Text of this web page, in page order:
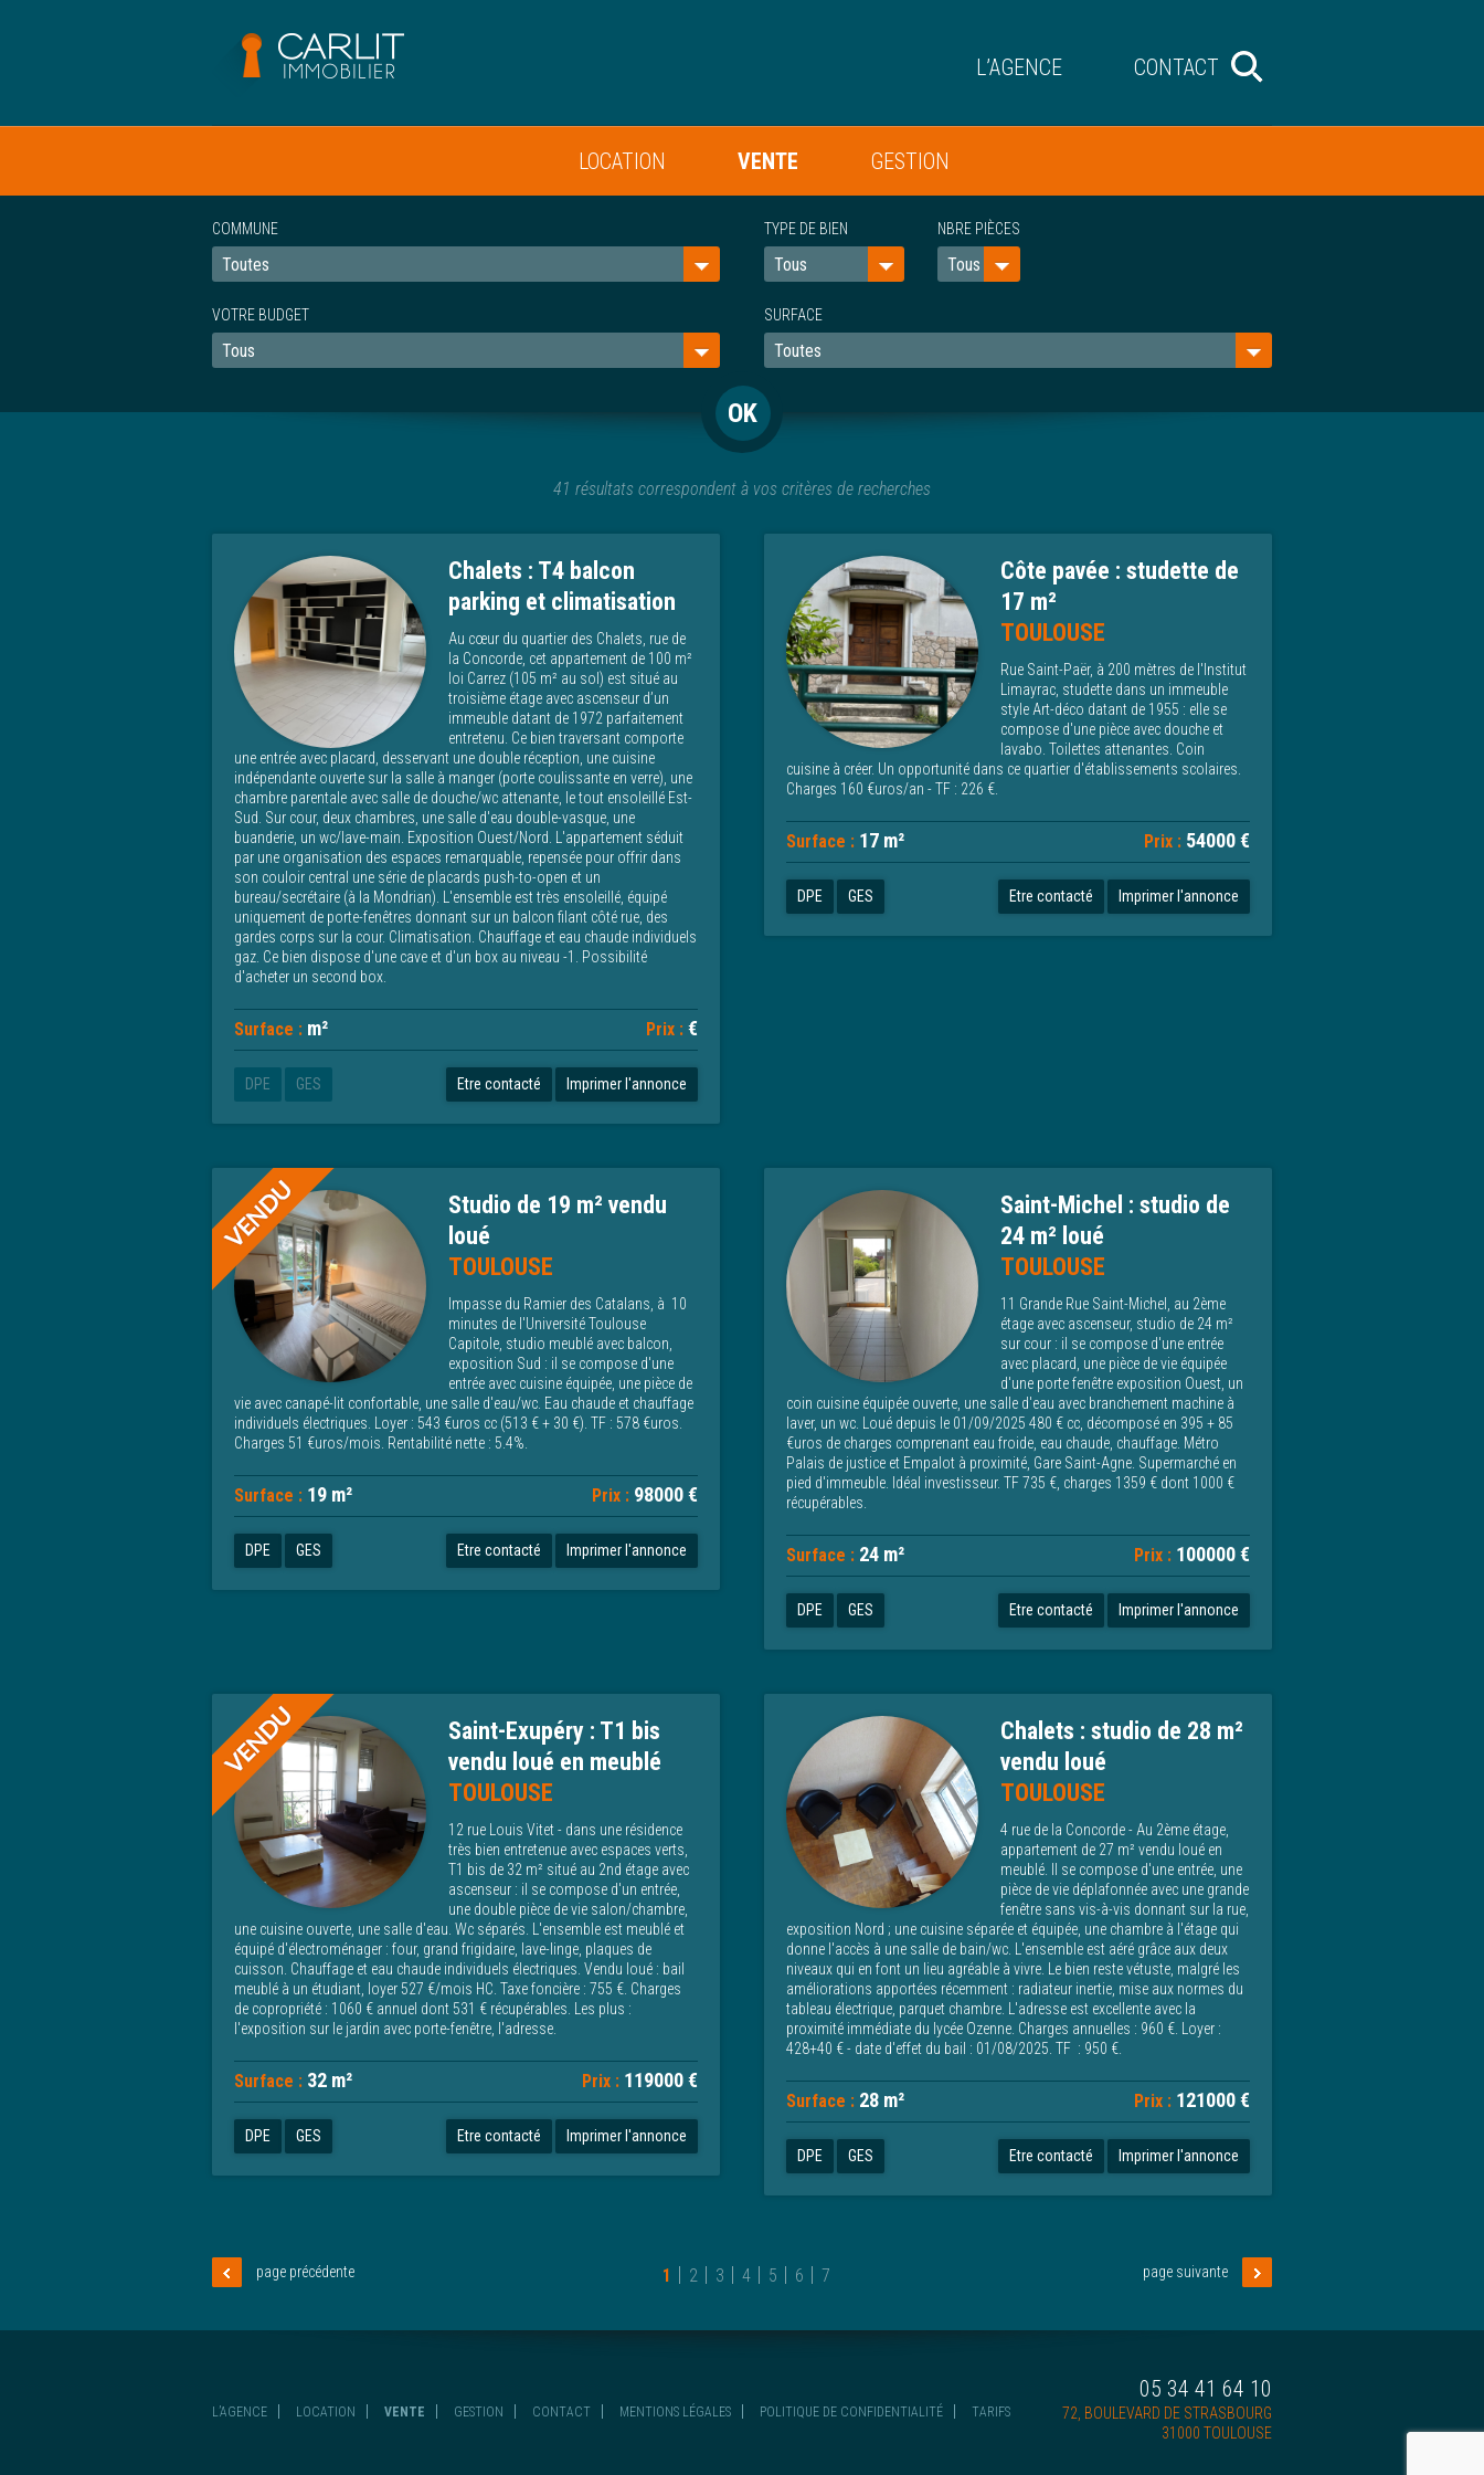
L’AGENCE CONTACT
LOCATION VENTE GESTION
COMMUNE
VOTRE BUDGET
TYPE DE BIEN NBRE PIÈCES
SURFACE
41 résultats correspondent à vos critères de recherches
Chalets : T4 balcon
parking et climatisation
Au cœur du quartier des Chalets, rue de
la Concorde, cet appartement de 100 m²
loi Carrez (105 m² au sol) est situé au
troisième étage avec ascenseur d’un
immeuble datant de 1972 parfaitement
entretenu. Ce bien traversant comporte
une entrée avec placard, desservant une double réception, une cuisine
indépendante ouverte sur la salle à manger (porte coulissante en verre), une
chambre parentale avec salle de douche/wc attenante, le tout ensoleillé Est-
Sud. Sur cour, deux chambres, une salle d'eau double-vasque, une
buanderie, un wc/lave-main. Exposition Ouest/Nord. L'appartement séduit
par une organisation des espaces remarquable, repensée pour offrir dans
son couloir central une série de placards push-to-open et un
bureau/secrétaire (à la Mondrian). L'ensemble est très ensoleillé, équipé
uniquement de porte-fenêtres donnant sur un balcon filant côté rue, des
gardes corps sur la cour. Climatisation. Chauffage et eau chaude individuels
gaz. Ce bien dispose d'une cave et d'un box au niveau -1. Possibilité
d'acheter un second box.
Surface : m² Prix : €
DPE GES Imprimer l'annonce
Etre contacté
Côte pavée : studette de
17 m²
TOULOUSE
Rue Saint-Paër, à 200 mètres de l'Institut
Limayrac, studette dans un immeuble
style Art-déco datant de 1955 : elle se
compose d'une pièce avec douche et
lavabo. Toilettes attenantes. Coin
cuisine à créer. Un opportunité dans ce quartier d'établissements scolaires.
Charges 160 €uros/an - TF : 226 €.
Surface : 17 m² Prix : 54000 €
DPE GES Imprimer l'annonce
Etre contacté
Studio de 19 m² vendu
loué
TOULOUSE
Impasse du Ramier des Catalans, à 10
minutes de l'Université Toulouse
Capitole, studio meublé avec balcon,
exposition Sud : il se compose d'une
entrée avec cuisine équipée, une pièce de
vie avec canapé-lit confortable, une salle d'eau/wc. Eau chaude et chauffage
individuels électriques. Loyer : 543 €uros cc (513 € + 30 €). TF : 578 €uros.
Charges 51 €uros/mois. Rentabilité nette : 5.4%.
Surface : 19 m² Prix : 98000 €
DPE GES Imprimer l'annonce
Etre contacté
Saint-Michel : studio de
24 m² loué
TOULOUSE
11 Grande Rue Saint-Michel, au 2ème
étage avec ascenseur, studio de 24 m²
sur cour : il se compose d'une entrée
avec placard, une pièce de vie équipée
d'une porte fenêtre exposition Ouest, un
coin cuisine équipée ouverte, une salle d'eau avec branchement machine à
laver, un wc. Loué depuis le 01/09/2025 480 € cc, décomposé en 395 + 85
€uros de charges comprenant eau froide, eau chaude, chauffage. Métro
Palais de justice et Empalot à proximité, Gare Saint-Agne. Supermarché en
pied d'immeuble. Idéal investisseur. TF 735 €, charges 1359 € dont 1000 €
récupérables.
Surface : 24 m² Prix : 100000 €
DPE GES Imprimer l'annonce
Etre contacté
Saint-Exupéry : T1 bis
vendu loué en meublé
TOULOUSE
12 rue Louis Vitet - dans une résidence
très bien entretenue avec espaces verts,
T1 bis de 32 m² situé au 2nd étage avec
ascenseur : il se compose d'un entrée,
une double pièce de vie salon/chambre,
une cuisine ouverte, une salle d'eau. Wc séparés. L'ensemble est meublé et
équipé d'électroménager : four, grand frigidaire, lave-linge, plaques de
cuisson. Chauffage et eau chaude individuels électriques. Vendu loué : bail
meublé à un étudiant, loyer 527 €/mois HC. Taxe foncière : 755 €. Charges
de copropriété : 1060 € annuel dont 531 € récupérables. Les plus :
l'exposition sur le jardin avec porte-fenêtre, l'adresse.
Surface : 32 m² Prix : 119000 €
DPE GES Imprimer l'annonce
Etre contacté
Chalets : studio de 28 m²
vendu loué
TOULOUSE
4 rue de la Concorde - Au 2ème étage,
appartement de 27 m² vendu loué en
meublé. Il se compose d'une entrée, une
pièce de vie déplafonnée avec une grande
fenêtre sans vis-à-vis donnant sur la rue,
exposition Nord ; une cuisine séparée et équipée, une chambre à l'étage qui
donne l'accès à une salle de bain/wc. L'ensemble est aéré grâce aux deux
niveaux qui en font un lieu agréable à vivre. Le bien reste vétuste, malgré les
améliorations apportées récemment : radiateur inertie, mise aux normes du
tableau électrique, parquet chambre. L'adresse est excellente avec la
proximité immédiate du lycée Ozenne. Charges annuelles : 960 €. Loyer :
428+40 € - date d'effet du bail : 01/08/2025. TF : 950 €.
Surface : 28 m² Prix : 121000 €
DPE GES Imprimer l'annonce
Etre contacté
page précédente page suivante
1 2 3 4 5 6 7
L’AGENCE LOCATION VENTE GESTION CONTACT MENTIONS LÉGALES POLITIQUE DE CONFIDENTIALITÉ TARIFS
05 34 41 64 10
72, BOULEVARD DE STRASBOURG
31000 TOULOUSE